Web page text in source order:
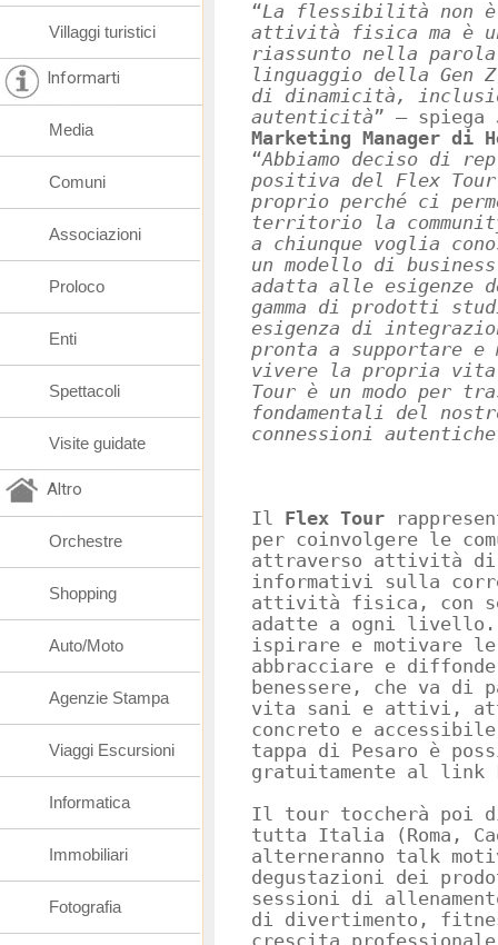
“La flessibilità non
attività fisica ma è
riassunto nella
linguaggio della Gen
di dinamicità,
autenticità” –
Marketing Manager
“Abbiamo deciso di
positiva del Flex
proprio perché ci
territorio la
a chiunque voglia
un modello di
adatta alle esigenze
gamma di prodotti
esigenza di
pronta a supportare e
vivere la propria
Tour è un modo per
fondamentali del
connessioni autentiche
Il Flex Tour
per coinvolgere le
attraverso attività di
informativi sulla
attività fisica, con
adatte a ogni livello.
ispirare e motivare le
abbracciare e
benessere, che va
vita sani e attivi,
concreto e
tappa di Pesaro è
gratuitamente al link
Il tour toccherà poi
tutta Italia (Roma,
alterneranno talk
degustazioni dei
sessioni di
di divertimento,
Villaggi turistici
Informarti
Media
Comuni
Associazioni
Proloco
Enti
Spettacoli
Visite guidate
Altro
Orchestre
Shopping
Auto/Moto
Agenzie Stampa
Viaggi Escursioni
Informatica
Immobiliari
Fotografia